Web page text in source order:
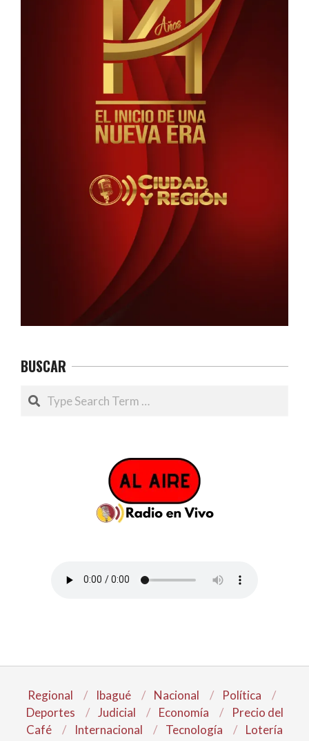
BUSCAR
Search
Regional Ibagué Nacional
Política
Deportes
Judicial Economía
Precio del
Café
Internacional Tecnología
Lotería